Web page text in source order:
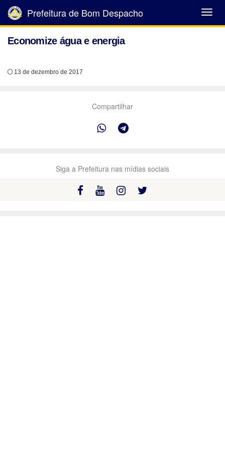
Abrir
Menu
Prefeitura de Bom Despacho
Economize água e energia
13 de dezembro de 2017
Compartilhar
Siga a Prefeitura nas mídias sociais